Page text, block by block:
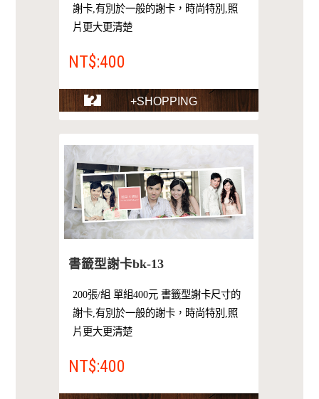
謝卡,有別於一般的謝卡，時尚特別,照
片更大更清楚
NT$:400
+SHOPPING
書籤型謝卡bk-13
200張/組 單組400元 書籤型謝卡尺寸的
謝卡,有別於一般的謝卡，時尚特別,照
片更大更清楚
NT$:400